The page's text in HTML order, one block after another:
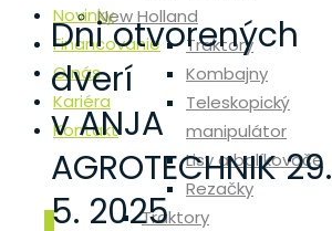
Novinky
Financovanie
O nás
Kariéra
Kontakt
0
New Holland
Traktory
Kombajny
Teleskopický
manipulátor
Lisy a balíkovače
Rezačky
Traktory
Dni otvorených
dverí
v ANJA
AGROTECHNIK 29.
5. 2025